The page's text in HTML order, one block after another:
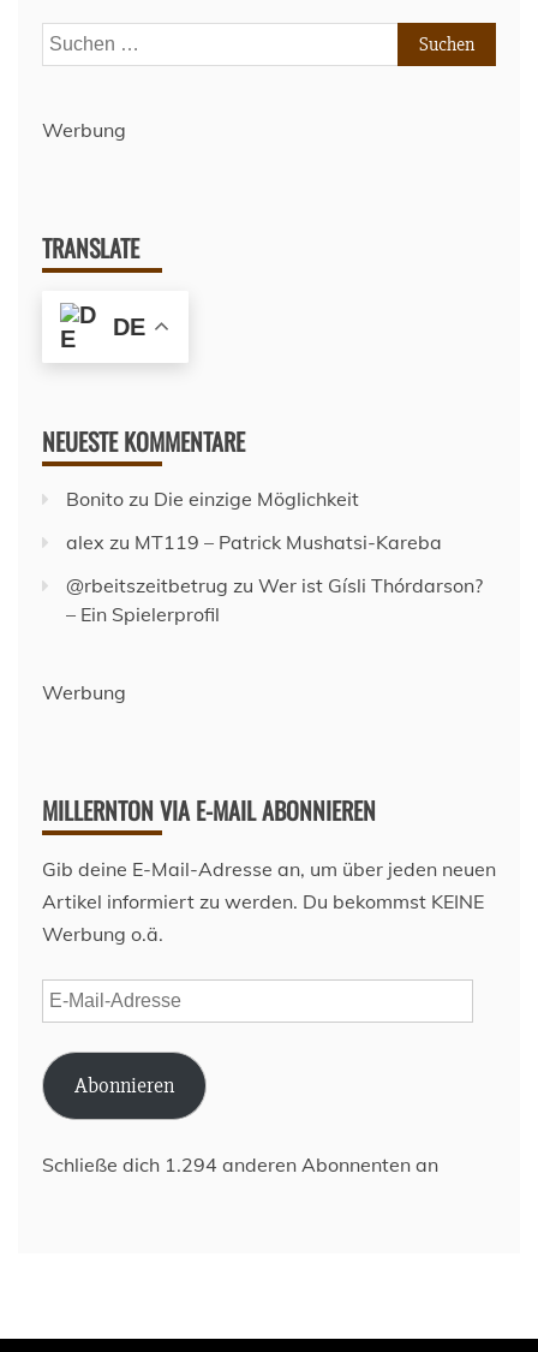
Suchen
nach:
Werbung
TRANSLATE
DE
NEUESTE KOMMENTARE
Bonito zu Die einzige Möglichkeit
alex zu MT119 – Patrick Mushatsi-Kareba
@rbeitszeitbetrug zu Wer ist Gísli Thórdarson?
– Ein Spielerprofil
Werbung
MILLERNTON VIA E-MAIL ABONNIEREN
Gib deine E-Mail-Adresse an, um über jeden neuen
Artikel informiert zu werden. Du bekommst KEINE
Werbung o.ä.
E-
Mail-
Adresse
Abonnieren
Schließe dich 1.294 anderen Abonnenten an